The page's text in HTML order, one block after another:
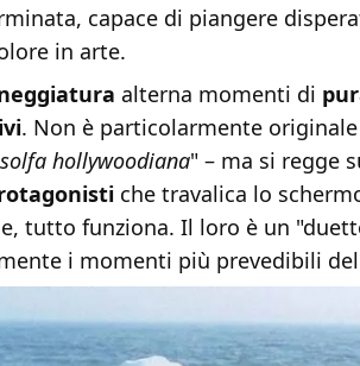
capace di piangere
in arte.
alterna momenti di
. Non è particolarmente
hollywoodiana" – ma si regge
che travalica lo
tutto funziona. Il loro è un
i momenti più prevedibili